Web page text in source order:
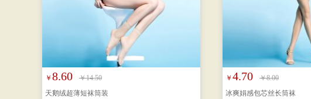
￥ 8.60
￥14.50
天鹅绒超薄短袜筒装
￥ 4.70
￥8.00
冰爽娟感包芯丝长筒袜